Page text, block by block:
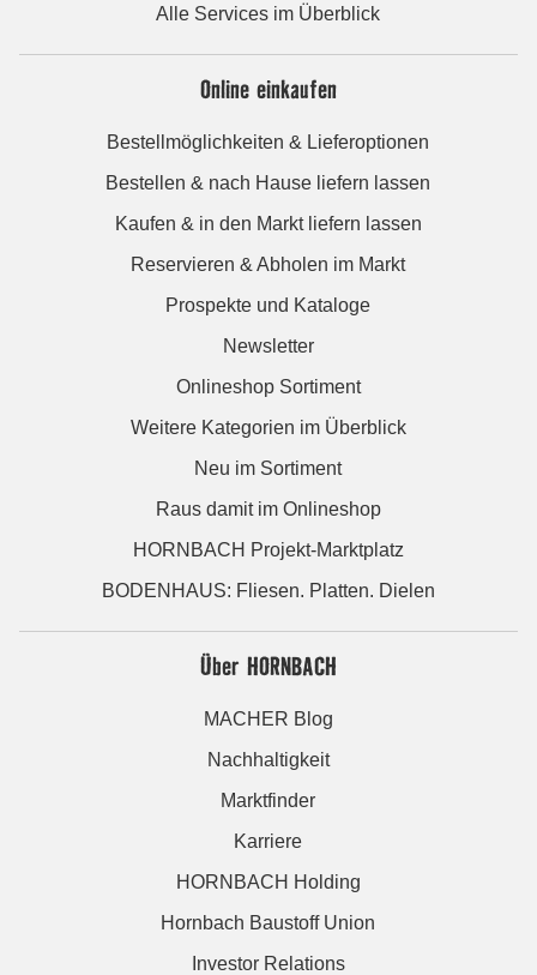
Alle Services im Überblick
Online einkaufen
Bestellmöglichkeiten & Lieferoptionen
Bestellen & nach Hause liefern lassen
Kaufen & in den Markt liefern lassen
Reservieren & Abholen im Markt
Prospekte und Kataloge
Newsletter
Onlineshop Sortiment
Weitere Kategorien im Überblick
Neu im Sortiment
Raus damit im Onlineshop
HORNBACH Projekt-Marktplatz
BODENHAUS: Fliesen. Platten. Dielen
Über HORNBACH
MACHER Blog
Nachhaltigkeit
Marktfinder
Karriere
HORNBACH Holding
Hornbach Baustoff Union
Investor Relations